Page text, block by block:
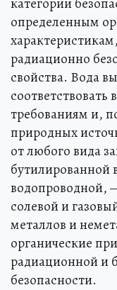
определенным
радиационно
свойства. Вода
требованиям и,
природных
от любого вида
бутилированной
водопроводной,
солевой и
металлов и
органические
радиационной и
безопасности.